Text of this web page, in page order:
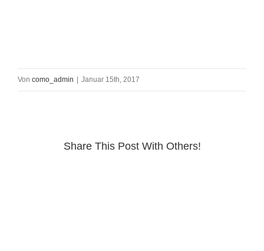
Von como_admin Januar 15th, 2017
Share This Post With Others!